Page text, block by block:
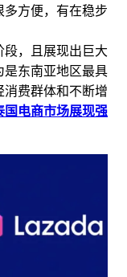
方便，有在稳步
，且展现出巨大
是东南亚地区最具
费群体和不断增
国电商市场展现强